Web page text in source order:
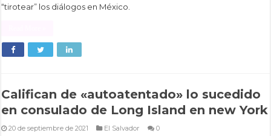
“tirotear” los diálogos en México.
Califican de «autoatentado» lo sucedido
en consulado de Long Island en new York
20 de septiembre de 2021 El Salvador 0